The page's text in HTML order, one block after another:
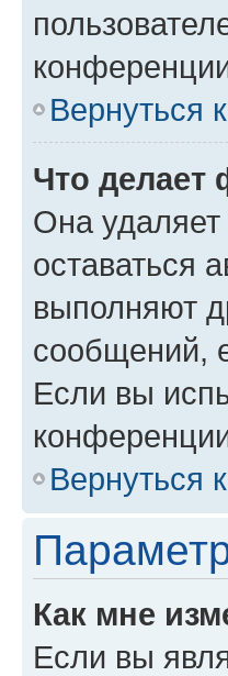
Вернуться
Что делает
Она
оставаться
выполняют
сообщений,
Если вы
Вернуться
Как мне
Если вы